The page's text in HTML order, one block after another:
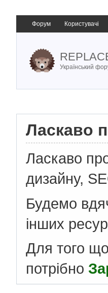
Форум Користувачі
Український
Ласкаво
Ласкаво
дизайну,
Будемо
інших
Для того
потрібно